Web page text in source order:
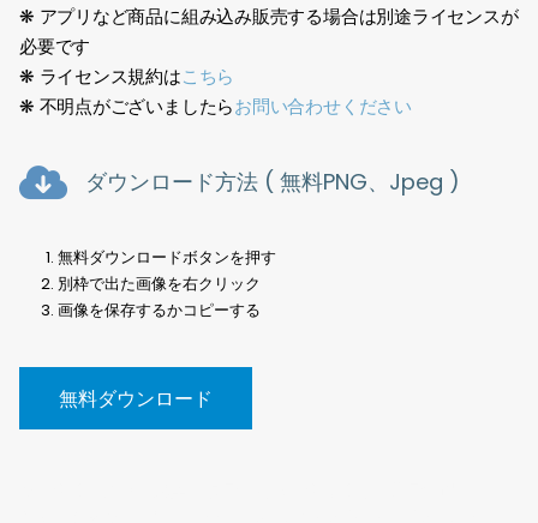
❋ アプリなど商品に組み込み販売する場合は別途ライセンスが
必要です
❋ ライセンス規約はこちら
❋ 不明点がございましたらお問い合わせください
ダウンロード方法 ( 無料PNG、Jpeg )
無料ダウンロードボタンを押す
別枠で出た画像を右クリック
画像を保存するかコピーする
無料ダウンロード